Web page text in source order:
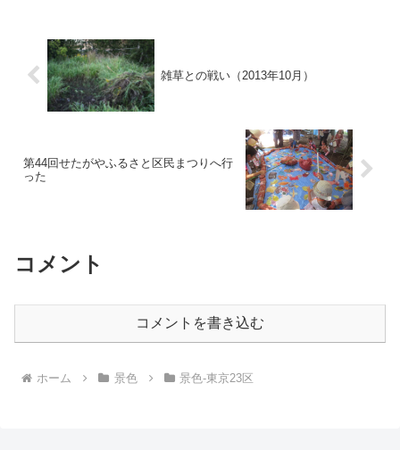
雑草との戦い（2013年10月）
第44回せたがやふるさと区民まつりへ行
った
コメント
コメントを書き込む
ホーム 景色 景色-東京23区